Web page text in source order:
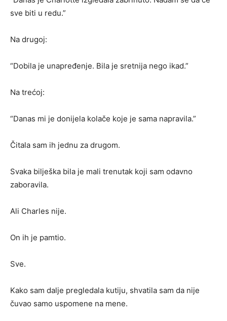
sve biti u redu.”
Na drugoj:
“Dobila je unapređenje. Bila je sretnija nego ikad.”
Na trećoj:
“Danas mi je donijela kolače koje je sama napravila.”
Čitala sam ih jednu za drugom.
Svaka bilješka bila je mali trenutak koji sam odavno
zaboravila.
Ali Charles nije.
On ih je pamtio.
Sve.
Kako sam dalje pregledala kutiju, shvatila sam da nije
čuvao samo uspomene na mene.